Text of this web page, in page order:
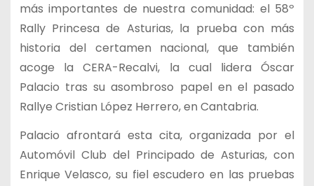
más importantes de nuestra comunidad: el 58º
Rally Princesa de Asturias, la prueba con más
historia del certamen nacional, que también
acoge la CERA-Recalvi, la cual lidera Óscar
Palacio tras su asombroso papel en el pasado
Rallye Cristian López Herrero, en Cantabria.
Palacio afrontará esta cita, organizada por el
Automóvil Club del Principado de Asturias, con
Enrique Velasco, su fiel escudero en las pruebas